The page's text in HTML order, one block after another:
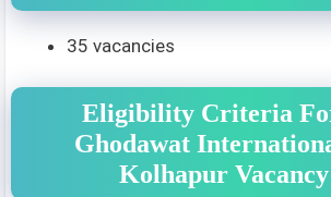
35 vacancies
Eligibility Criteria
Ghodawat
Kolhapur Vacancy